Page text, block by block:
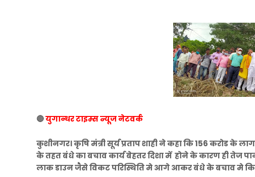
🔴युगान्धर टाइम्स न्यूज नेटवर्क
कुशीनगर। कृषि मंत्री सूर्य प्रताप शाही ने कहा कि 156 करोड के
के तहत बंधे का बचाव कार्य बेहतर दिशा में होने के कारण ही तेज
लाक डाउन जैसे विकट परिस्थिति मे आगे आकर बंधे के बचाव मे किये